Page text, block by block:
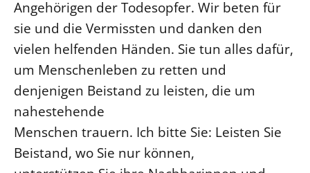
Angehörigen der Todesopfer. Wir beten für
sie und die Vermissten und danken den
vielen helfenden Händen. Sie tun alles dafür,
um Menschenleben zu retten und
denjenigen Beistand zu leisten, die um
nahestehende
Menschen trauern. Ich bitte Sie: Leisten Sie
Beistand, wo Sie nur können,
BIBLIOTHEK & ARCHIV
SERVICE
Älterwerden im Pfarrberuf
Beteiligungsverfahren
Beschwerdestellen
Ephoralbüro
Finanzplanung